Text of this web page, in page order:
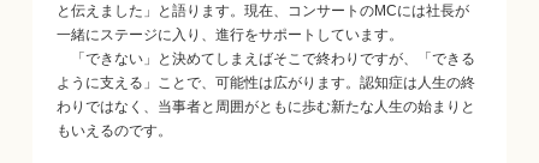
と伝えました」と語ります。現在、コンサートのMCには社長が
一緒にステージに入り、進行をサポートしています。
「できない」と決めてしまえばそこで終わりですが、「できる
ように支える」ことで、可能性は広がります。認知症は人生の終
わりではなく、当事者と周囲がともに歩む新たな人生の始まりと
もいえるのです。